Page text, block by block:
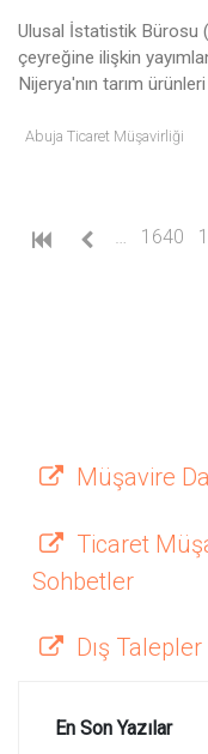
Ulusal İstatistik Bürosu
çeyreğine ilişkin
Nijerya'nın tarım ürünleri
Abuja Ticaret Müşavirliği
1640
Müşavire
Ticaret
Sohbetler
Dış
En Son Yazılar